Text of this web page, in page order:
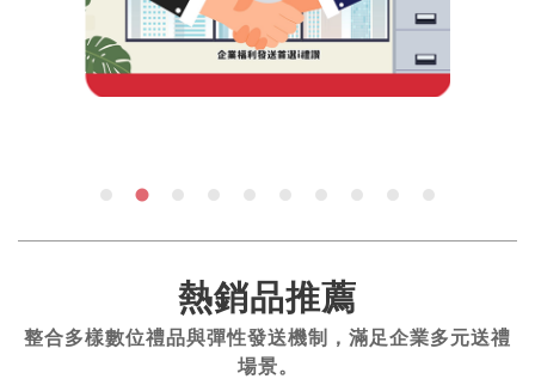
熱銷品推薦
整合多樣數位禮品與彈性發送機制，滿足企業多元送禮
場景。